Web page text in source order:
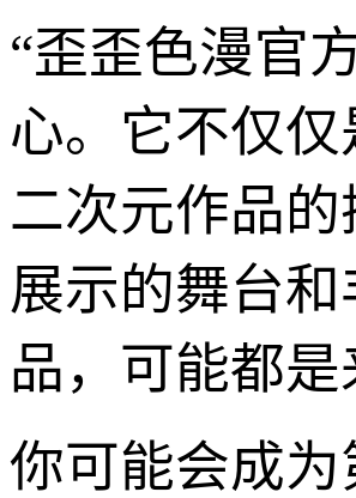
“歪歪色漫官
心。它不仅
二次元作品
展示的舞台
品，可能都
你可能会成